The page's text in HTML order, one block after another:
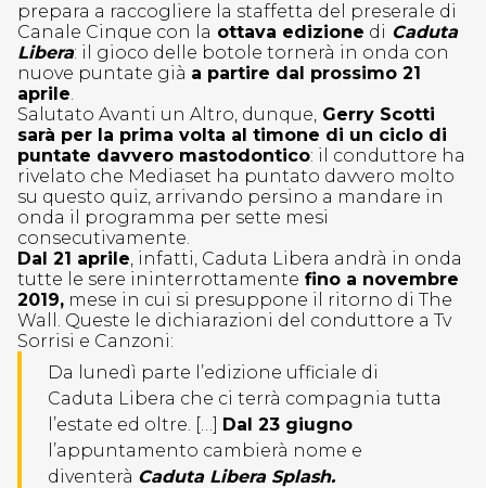
prepara a raccogliere la staffetta del preserale di
Canale Cinque con la ottava edizione di Caduta
Libera: il gioco delle botole tornerà in onda con
nuove puntate già a partire dal prossimo 21
aprile.
Salutato Avanti un Altro, dunque, Gerry Scotti
sarà per la prima volta al timone di un ciclo di
puntate davvero mastodontico: il conduttore ha
rivelato che Mediaset ha puntato davvero molto
su questo quiz, arrivando persino a mandare in
onda il programma per sette mesi
consecutivamente.
Dal 21 aprile, infatti, Caduta Libera andrà in onda
tutte le sere ininterrottamente fino a novembre
2019, mese in cui si presuppone il ritorno di The
Wall. Queste le dichiarazioni del conduttore a Tv
Sorrisi e Canzoni:
Da lunedì parte l’edizione ufficiale di
Caduta Libera che ci terrà compagnia tutta
l’estate ed oltre. […] Dal 23 giugno
l’appuntamento cambierà nome e
diventerà Caduta Libera Splash.